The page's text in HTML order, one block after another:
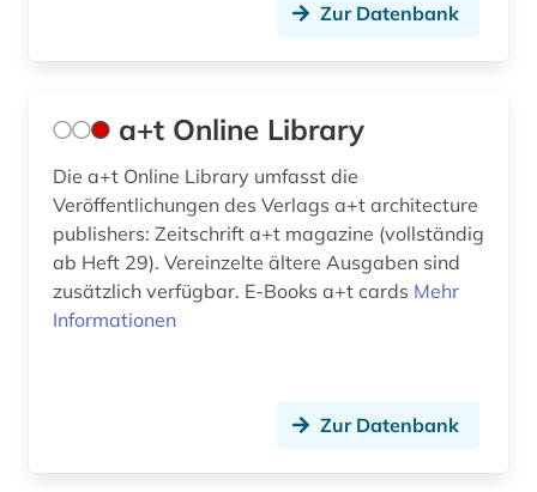
bauphysik (2)
bauplanung (1)
baupolizei (1)
baupreis (2)
bauprodukt (5)
baurecht (14)
Zur Datenbank
a+t Online Library
Die a+t Online Library umfasst die
Veröffentlichungen des Verlags a+t architecture
publishers: Zeitschrift a+t magazine (vollständig
ab Heft 29). Vereinzelte ältere Ausgaben sind
zusätzlich verfügbar. E-Books a+t cards Mehr
Informationen
Zur Datenbank